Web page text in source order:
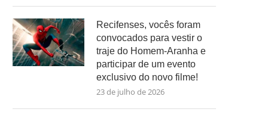
Recifenses, vocês foram
convocados para vestir o
traje do Homem-Aranha e
participar de um evento
exclusivo do novo filme!
23 de julho de 2026